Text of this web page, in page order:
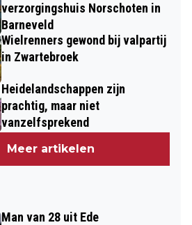
verzorgingshuis Norschoten in
Barneveld
Wielrenners gewond bij valpartij
in Zwartebroek
Heidelandschappen zijn
prachtig, maar niet
vanzelfsprekend
Meer artikelen
Man van 28 uit Ede